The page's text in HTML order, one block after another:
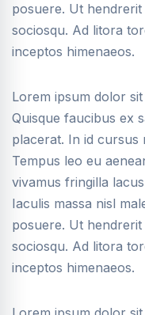
posuere. Ut
sociosqu. Ad litora
inceptos himenaeos.
Lorem ipsum dolor
Quisque faucibus ex
placerat. In id cursus
Tempus leo eu
vivamus fringilla
Iaculis massa nisl
posuere. Ut
sociosqu. Ad litora
inceptos himenaeos.